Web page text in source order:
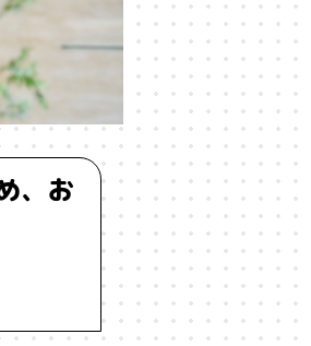
リティー
#ゲーム理論
タイン
、お